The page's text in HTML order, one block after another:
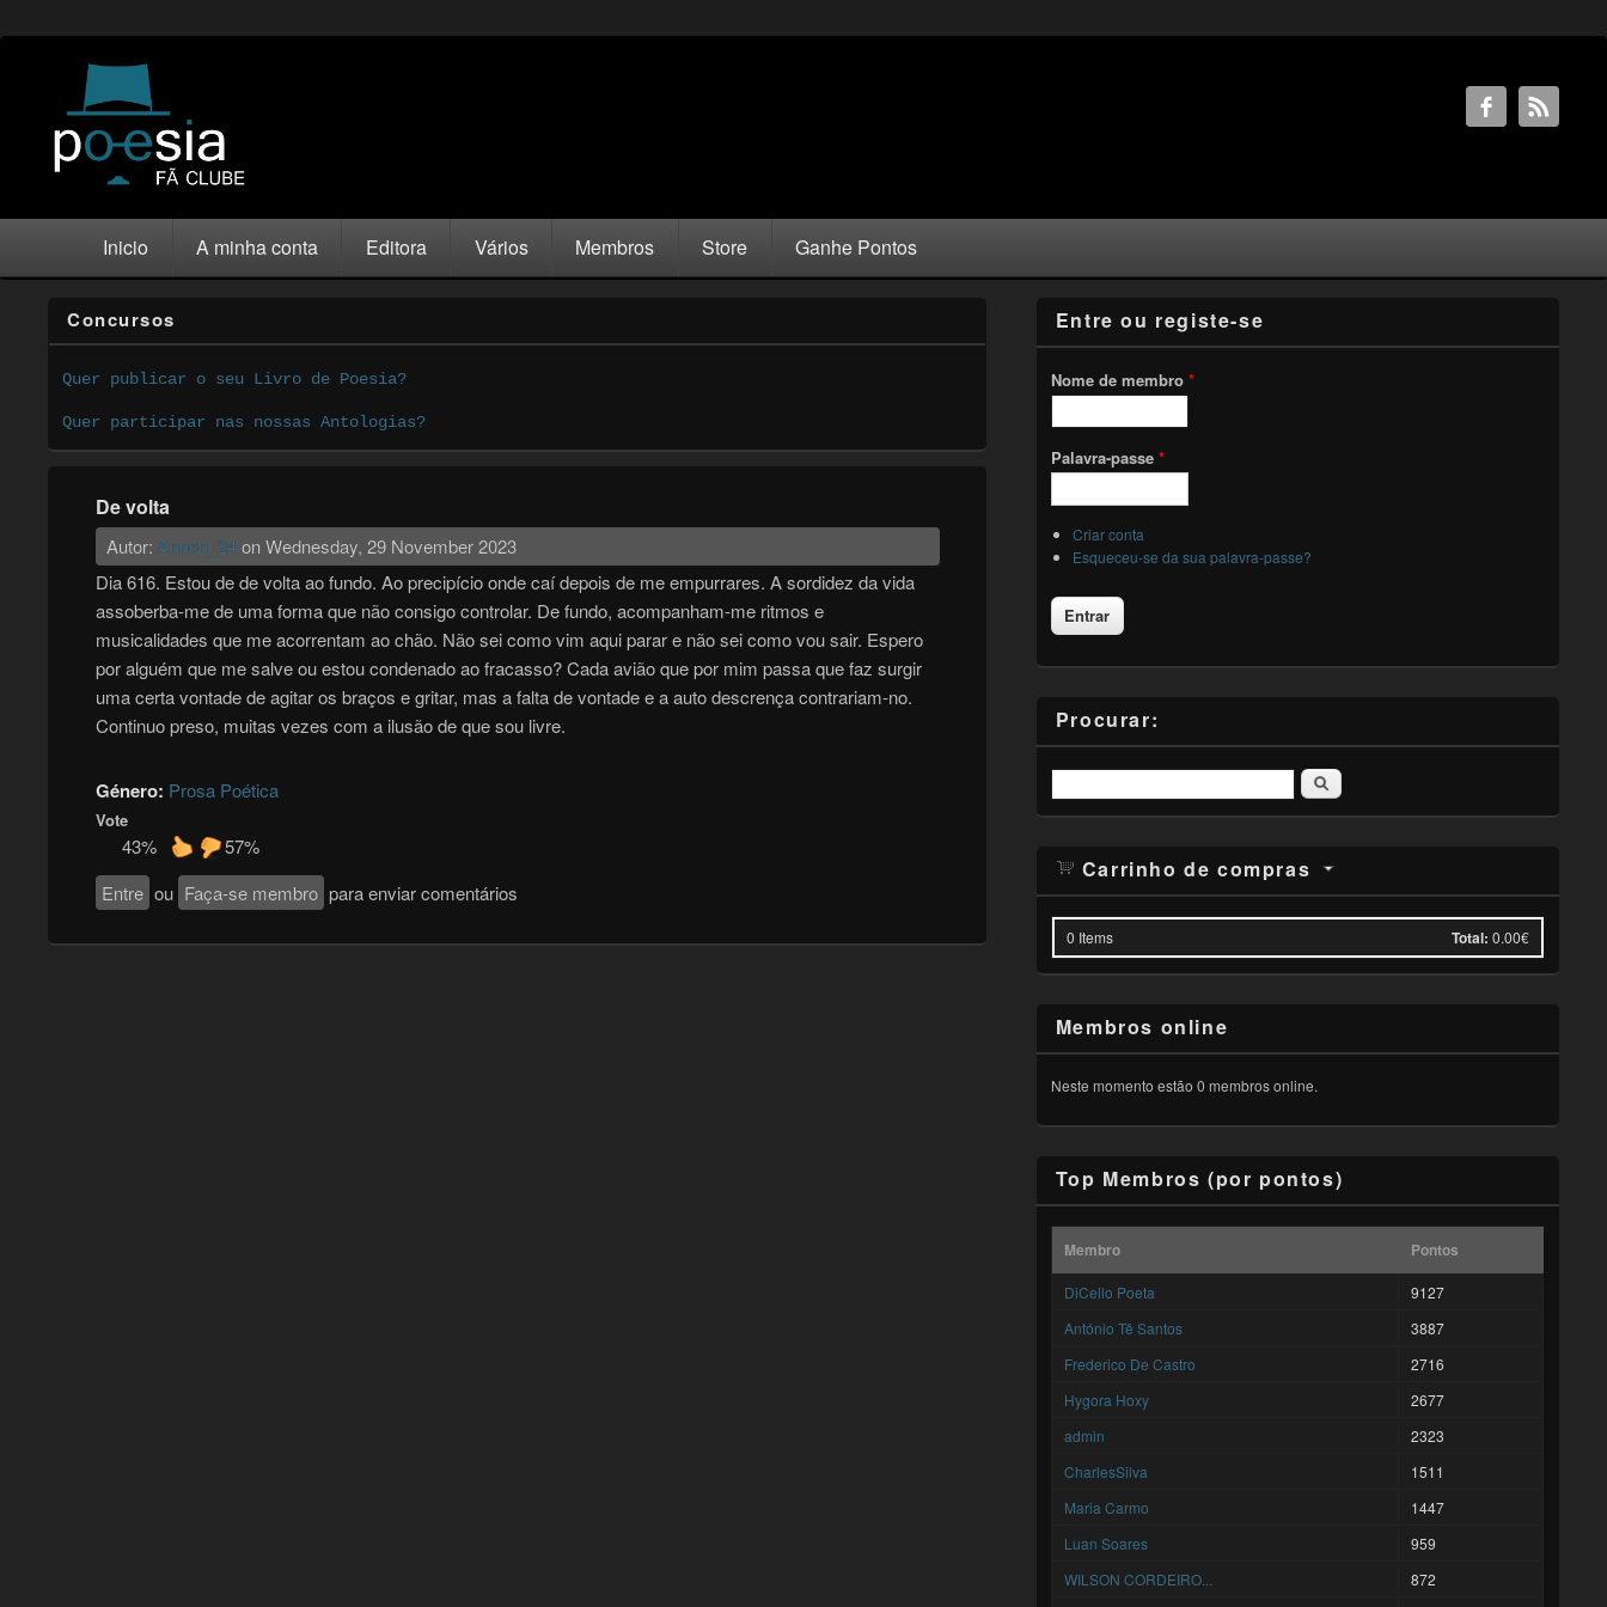
Inicio A minha conta Editora Vários Membros Store Ganhe Pontos
Concursos
Quer publicar o seu Livro de Poesia?
Quer participar nas nossas Antologias?
De volta
Autor: Annon_24on Wednesday, 29 November 2023
Dia 616. Estou de de volta ao fundo. Ao precipício onde caí depois de me empurrares. A sordidez da vida
assoberba-me de uma forma que não consigo controlar. De fundo, acompanham-me ritmos e
musicalidades que me acorrentam ao chão. Não sei como vim aqui parar e não sei como vou sair. Espero
por alguém que me salve ou estou condenado ao fracasso? Cada avião que por mim passa que faz surgir
uma certa vontade de agitar os braços e gritar, mas a falta de vontade e a auto descrença contrariam-no.
Continuo preso, muitas vezes com a ilusão de que sou livre.
Género: Prosa Poética
Vote
43%
57%
Entre ou Faça-se membro para enviar comentários
Entre ou registe-se
Nome de membro *
Palavra-passe *
Criar conta
Esqueceu-se da sua palavra-passe?
Procurar:
Pesquisar
Carrinho de compras
0 Items Total: 0.00€
Membros online
Neste momento estão 0 membros online.
Top Membros (por pontos)
Membro Pontos
DiCello Poeta
9127
António Tê Santos
3887
Frederico De Castro
2716
Hygora Hoxy
2677
admin
2323
CharlesSilva
1511
Maria Carmo
1447
Luan Soares
959
WILSON CORDEIRO...
872